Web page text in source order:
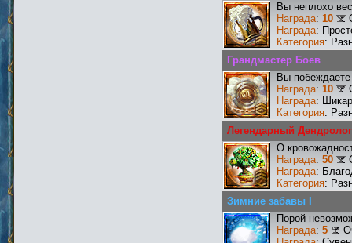
Вы неплохо
Награда: 10
Награда:
Категория:
Грандмастер Боев
Вы
Награда: 10
Награда:
Категория:
Легендарный Дендролог
О
Награда: 50
Награда:
Категория:
Зимние забавы I
Порой
Награда: 5